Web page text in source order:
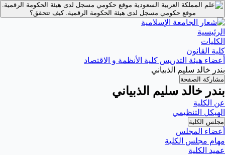
موقع حكومي مسجل لدى هيئة الحكومة الرقمية.
موقع حكومي مسجل لدى هيئة الحكومة الرقمية.كيف تتحقق؟
الرئيسية
الكليات
كلية القانون
أعضاء هيئة التدريس كلية الأنظمة و الاقتصاد
بندر خالد سليم الذبياني
مشاركة الصفحة
بندر خالد سليم الذبياني
عن الكلية
الهيكل التنظيمي
مجلس الكلية
أعضاء المجلس
مهام مجلس الكلية
عميد الكلية